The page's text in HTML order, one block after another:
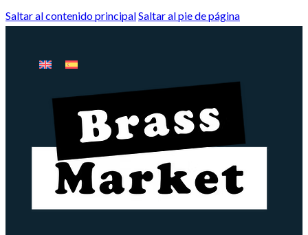
Saltar al contenido principalSaltar al pie de página